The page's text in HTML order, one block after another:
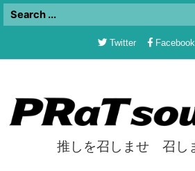
推しを召しませ 召し
Twitter Facebook